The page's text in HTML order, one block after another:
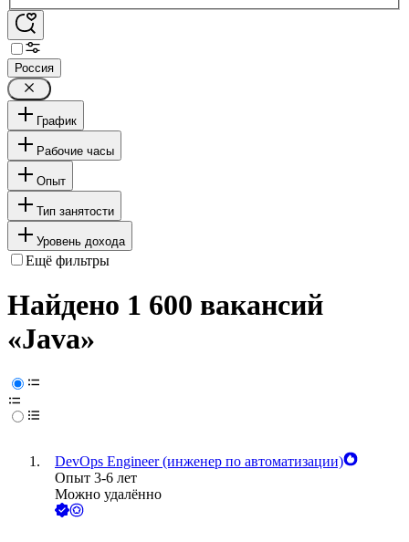
Россия
График
Рабочие часы
Опыт
Тип занятости
Уровень дохода
Ещё фильтры
Найдено 1 600 вакансий
«Java»
DevOps Engineer (инженер по автоматизации)
Опыт 3-6 лет
Можно удалённо